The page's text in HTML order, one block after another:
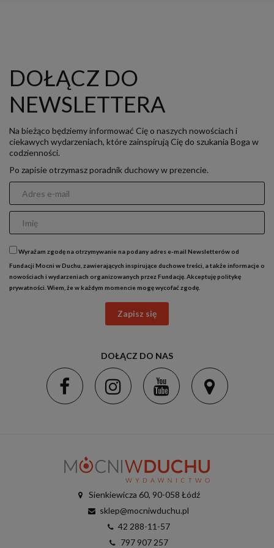
DOŁĄCZ DO
NEWSLETTERA
Na bieżąco będziemy informować Cię o naszych nowościach i
ciekawych wydarzeniach, które zainspirują Cię do szukania Boga w
codzienności.
Po zapisie otrzymasz poradnik duchowy w prezencie.
Wyrażam zgodę na otrzymywanie na podany adres e-mail Newsletterów od
Fundacji Mocni w Duchu, zawierających inspirujące duchowe treści, a także informacje o
nowościach i wydarzeniach organizowanych przez Fundację. Akceptujępolitykę
prywatności . Wiem, że w każdym momencie mogę wycofać zgodę.
Zapisz się
DOŁĄCZ DO NAS
Sienkiewicza 60, 90-058 Łódź
sklep@mocniwduchu.pl
42 288-11-57
797 907 257